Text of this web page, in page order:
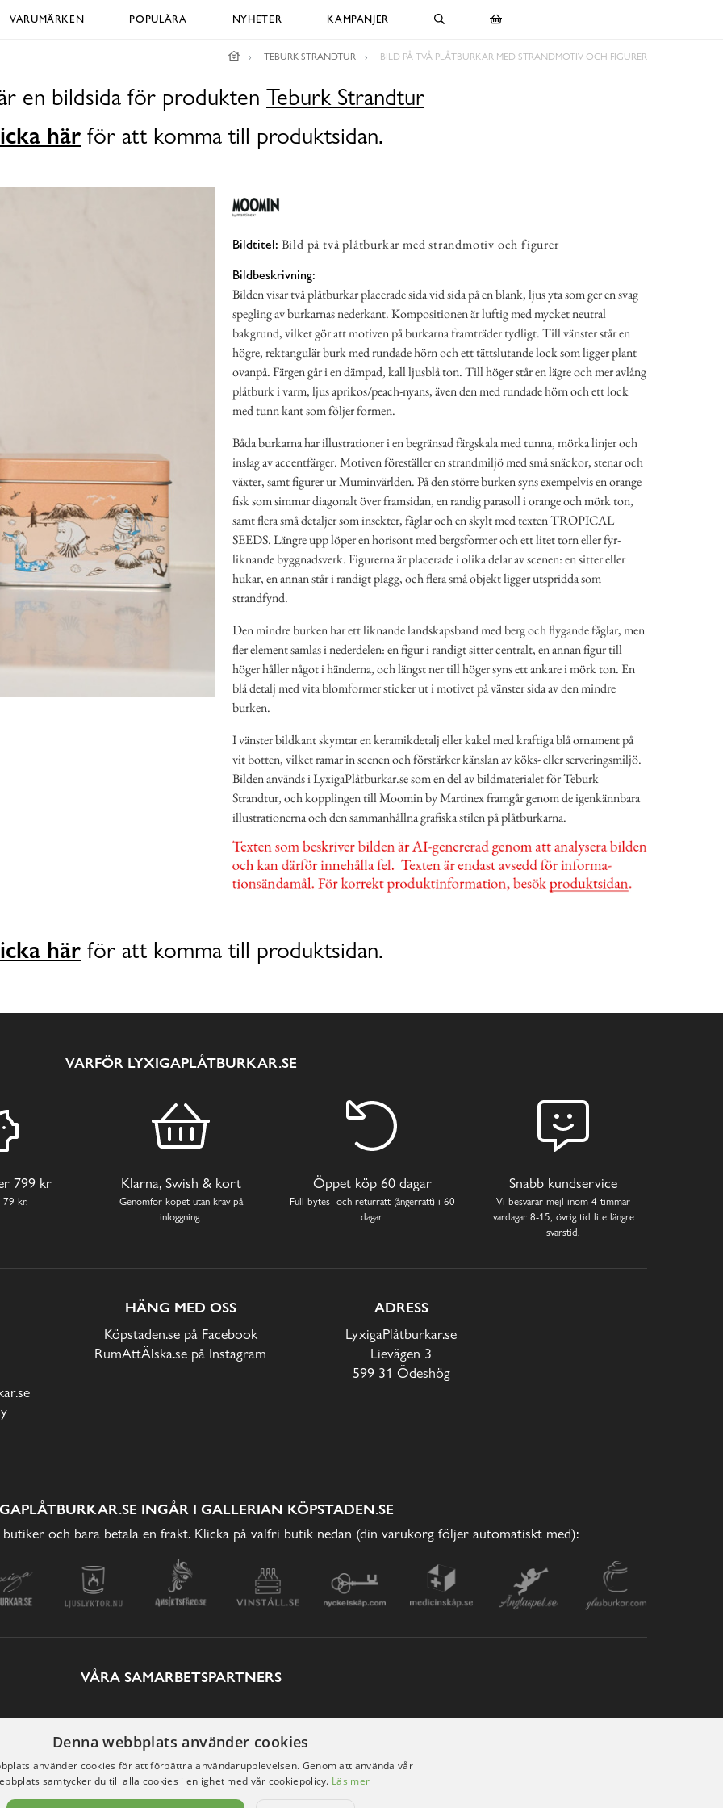
VARUMÄRKEN POPULÄRA NYHETER KAMPANJER
TEBURK STRANDTUR BILD PÅ TVÅ PLÅTBURKAR MED STRANDMOTIV OCH FIGURER
en bildsida för produkten Teburk Strandtur
här för att komma till produktsidan.
Bildtitel: Bild på två plåtburkar med strandmotiv och figurer
Bildbeskrivning:
Bilden visar två plåtburkar placerade sida vid sida på en blank, ljus yta som ger en svag
spegling av burkarnas nederkant. Kompositionen är luftig med mycket neutral
bakgrund, vilket gör att motiven på burkarna framträder tydligt. Till vänster står en
högre, rektangulär burk med rundade hörn och ett tättslutande lock som ligger plant
ovanpå. Färgen går i en dämpad, kall ljusblå ton. Till höger står en lägre och mer avlång
plåtburk i varm, ljus aprikos/peach-nyans, även den med rundade hörn och ett lock
med tunn kant som följer formen.
Båda burkarna har illustrationer i en begränsad färgskala med tunna, mörka linjer och
inslag av accentfärger. Motiven föreställer en strandmiljö med små snäckor, stenar och
växter, samt figurer ur Muminvärlden. På den större burken syns exempelvis en orange
fisk som simmar diagonalt över framsidan, en randig parasoll i orange och mörk ton,
samt flera små detaljer som insekter, fåglar och en skylt med texten TROPICAL
SEEDS. Längre upp löper en horisont med bergsformer och ett litet torn eller fyr-
liknande byggnadsverk. Figurerna är placerade i olika delar av scenen: en sitter eller
hukar, en annan står i randigt plagg, och flera små objekt ligger utspridda som
strandfynd.
Den mindre burken har ett liknande landskapsband med berg och flygande fåglar, men
fler element samlas i nederdelen: en figur i randigt sitter centralt, en annan figur till
höger håller något i händerna, och längst ner till höger syns ett ankare i mörk ton. En
blå detalj med vita blomformer sticker ut i motivet på vänster sida av den mindre
burken.
I vänster bildkant skymtar en keramikdetalj eller kakel med kraftiga blå ornament på
vit botten, vilket ramar in scenen och förstärker känslan av köks- eller serveringsmiljö.
Bilden används i LyxigaPlåtburkar.se som en del av bildmaterialet för Teburk
Strandtur, och kopplingen till Moomin by Martinex framgår genom de igenkännbara
illustrationerna och den sammanhållna grafiska stilen på plåtburkarna.
här för att komma till produktsidan.
VARFÖR LYXIGAPLÅTBURKAR.SE
799 kr
79 kr.
Klarna, Swish & kort
Genomför köpet utan krav på
inloggning.
Öppet köp 60 dagar
Full bytes- och returrätt (ångerrätt) i 60
dagar.
Snabb kundservice
Vi besvarar mejl inom 4 timmar
vardagar 8-15, övrig tid lite längre
svarstid.
HÄNG MED OSS
Köpstaden.se på Facebook
RumAttÄlska.se på Instagram
ADRESS
LyxigaPlåtburkar.se
Lievägen 3
599 31 Ödeshög
INGÅR I GALLERIAN KÖPSTADEN.SE
och bara betala en frakt. Klicka på valfri butik nedan (din varukorg följer automatiskt med):
VÅRA SAMARBETSPARTNERS
Denna webbplats använder cookies
använder cookies för att förbättra användarupplevelsen. Genom att använda vår
samtycker du till alla cookies i enlighet med vår cookiepolicy. Läs mer